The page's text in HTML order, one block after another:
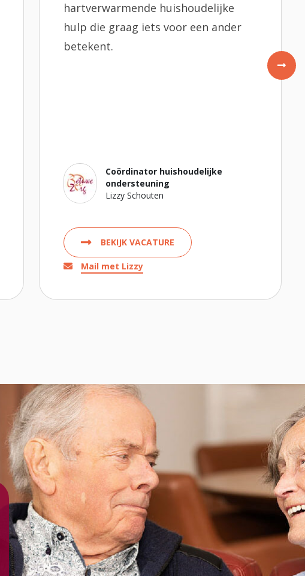
hartverwarmende huishoudelijke
hulp die graag iets voor een ander
betekent.
Coördinator huishoudelijke
ondersteuning
Lizzy Schouten
BEKIJK VACATURE
Mail met Lizzy